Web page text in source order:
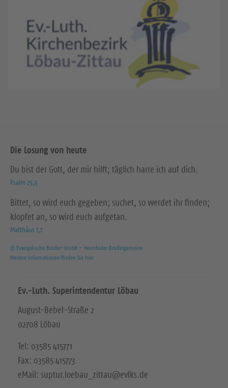
Die Losung von heute
Du bist der Gott, der mir hilft; täglich harre ich auf dich.
Psalm 25,5
Bittet, so wird euch gegeben; suchet, so werdet ihr finden;
klopfet an, so wird euch aufgetan.
Matthäus 7,7
© Evangelische Brüder-Unität – Herrnhuter Brüdergemeine
Weitere Informationen finden Sie hier
Ev.-Luth. Superintendentur Löbau
August-Bebel-Straße 2
02708 Löbau
Tel: 03585 415771
Fax: 03585 415773
eMail: suptur.loebau_zittau@evlks.de